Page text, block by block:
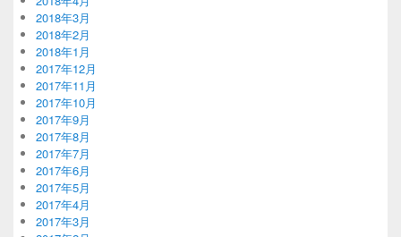
2018年3月
2018年2月
2018年1月
2017年12月
2017年11月
2017年10月
2017年9月
2017年8月
2017年7月
2017年6月
2017年5月
2017年4月
2017年3月